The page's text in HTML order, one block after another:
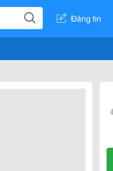
Đăng tin